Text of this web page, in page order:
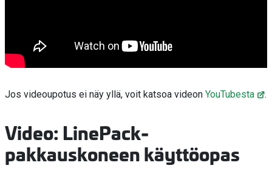
Jos videoupotus ei näy yllä, voit katsoa videon YouTubesta .
Video: LinePack-
pakkauskoneen käyttöopas